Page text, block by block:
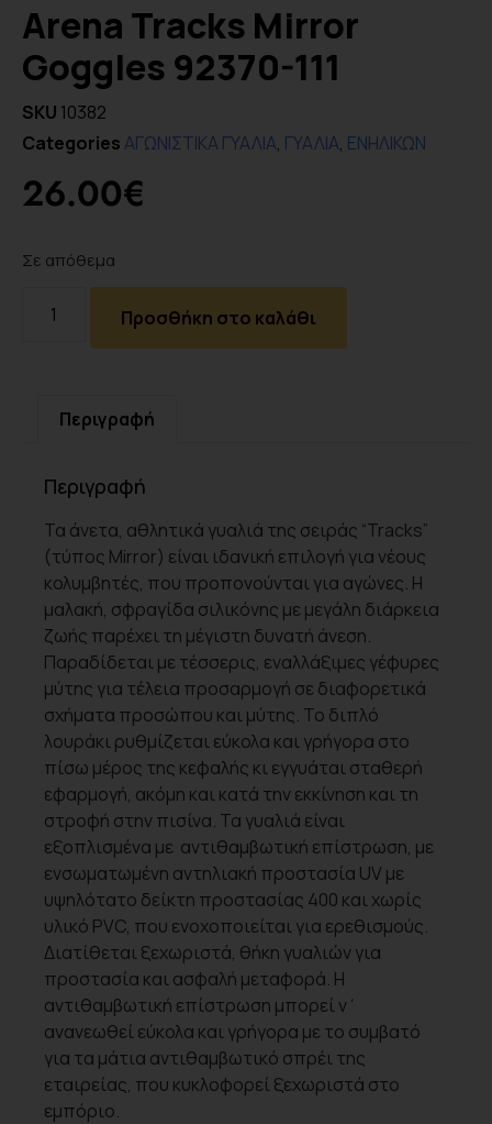
Arena Tracks Mirror
Goggles 92370-111
SKU 10382
CategoriesΑΓΩΝΙΣΤΙΚΑ ΓΥΑΛΙΑ, ΓΥΑΛΙΑ, ΕΝΗΛΙΚΩΝ
26.00€
Σε απόθεμα
Προσθήκη στο καλάθι
Περιγραφή
Περιγραφή
Τα άνετα, αθλητικά γυαλιά της σειράς “Tracks”
(τύπος Mirror) είναι ιδανική επιλογή για νέους
κολυμβητές, που προπονούνται για αγώνες. Η
μαλακή, σφραγίδα σιλικόνης με μεγάλη διάρκεια
ζωής παρέχει τη μέγιστη δυνατή άνεση.
Παραδίδεται με τέσσερις, εναλλάξιμες γέφυρες
μύτης για τέλεια προσαρμογή σε διαφορετικά
σχήματα προσώπου και μύτης. Το διπλό
λουράκι ρυθμίζεται εύκολα και γρήγορα στο
πίσω μέρος της κεφαλής κι εγγυάται σταθερή
εφαρμογή, ακόμη και κατά την εκκίνηση και τη
στροφή στην πισίνα. Τα γυαλιά είναι
εξοπλισμένα με αντιθαμβωτική επίστρωση, με
ενσωματωμένη αντηλιακή προστασία UV με
υψηλότατο δείκτη προστασίας 400 και χωρίς
υλικό PVC, που ενοχοποιείται για ερεθισμούς.
Διατίθεται ξεχωριστά, θήκη γυαλιών για
προστασία και ασφαλή μεταφορά. Η
αντιθαμβωτική επίστρωση μπορεί ν΄
ανανεωθεί εύκολα και γρήγορα με το συμβατό
για τα μάτια αντιθαμβωτικό σπρέι της
εταιρείας, που κυκλοφορεί ξεχωριστά στο
εμπόριο.